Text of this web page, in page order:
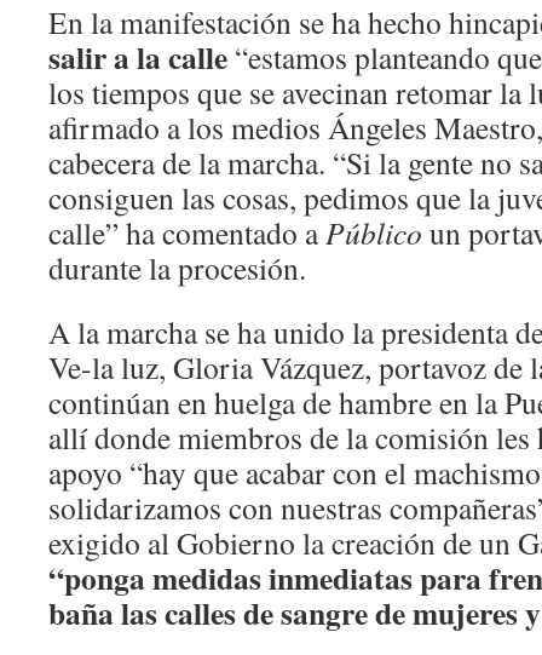
En la manifestación se ha hecho
salir a la calle “estamos planteando
los tiempos que se avecinan retomar la
afirmado a los medios Ángeles
cabecera de la marcha. “Si la gente no
consiguen las cosas, pedimos que la
calle” ha comentado aPúblico un
durante la procesión.
A la marcha se ha unido la presidenta
Ve-la luz, Gloria Vázquez, portavoz de
continúan en huelga de hambre en la
allí donde miembros de la comisión les
apoyo “hay que acabar con el
solidarizamos con nuestras
exigido al Gobierno la creación de un
“ponga medidas inmediatas para
baña las calles de sangre de mujeres